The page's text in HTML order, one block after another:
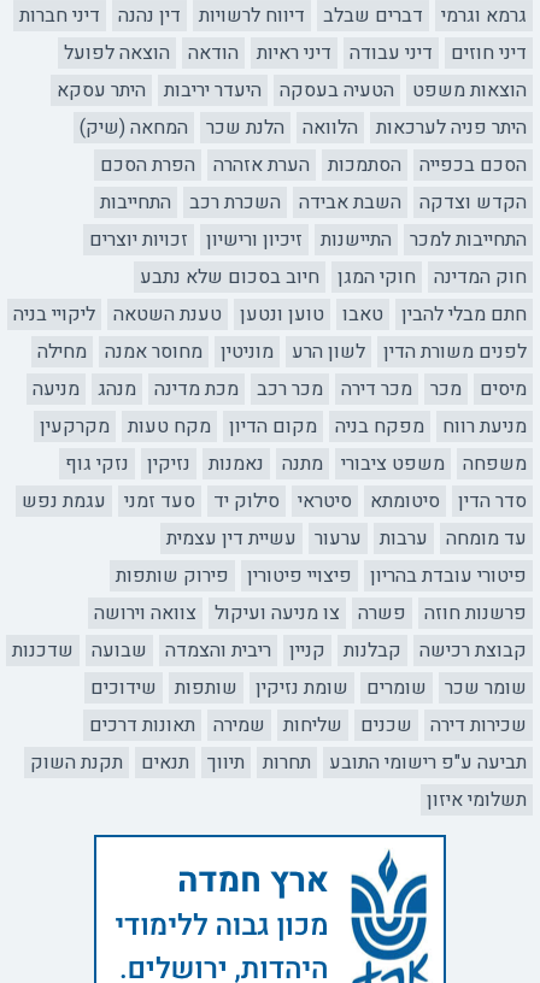
גרמא וגרמי
דברים שבלב דיווח לרשויות דין נהנה
דיני חברות
דיני חוזים
דיני עבודה דיני ראיות הודאה
הוצאה לפועל
הוצאות משפט
הטעיה בעסקה היעדר יריבות
היתר עסקא
היתר פניה לערכאות
הלוואה הלנת שכר
המחאה (שיק)
הסכם בכפייה
הסתמכות הערת אזהרה
הפרת הסכם
הקדש וצדקה
השבת אבידה השכרת רכב
התחייבות
התחייבות למכר
התיישנות זיכיון ורישיון
זכויות יוצרים
חוק המדינה
חוקי המגן
חיוב בסכום שלא נתבע
חתם מבלי להבין
טאבו טוען ונטען טענת השטאה
ליקויי בניה
לפנים משורת הדין
לשון הרע מוניטין מחוסר אמנה
מחילה
מיסים
מכר מכר דירה מכר רכב מכת מדינה מנהג
מניעה
מניעת רווח
מפקח בניה מקום הדיון מקח טעות
מקרקעין
משפחה
משפט ציבורי מתנה נאמנות נזיקין
נזקי גוף
סדר הדין
סיטומתא סיטראי סילוק יד סעד זמני
עגמת נפש
עד מומחה
ערבות ערעור
עשיית דין עצמית
פיטורי עובדת בהריון
פיצויי פיטורין
פירוק שותפות
פרשנות חוזה
פשרה צו מניעה ועיקול
צוואה וירושה
קבוצת רכישה
קבלנות קניין ריבית והצמדה שבועה
שדכנות
שומר שכר
שומרים שומת נזיקין שותפות
שידוכים
שכירות דירה
שכנים שליחות שמירה
תאונות דרכים
תביעה ע"פ רישומי התובע
תחרות תיווך תנאים
תקנת השוק
תשלומי איזון